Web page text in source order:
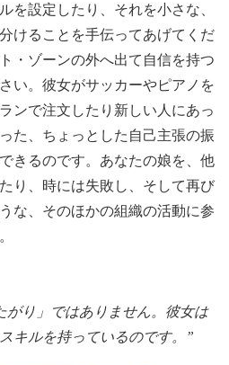
を設定したり、それを小さな、
けることを手伝ってあげてくだ
・ゾーンの外へ出て自信を持つ
い。彼女がサッカーやピアノを
ンで注文したり新しい人にあっ
た、ちょっとした自己主張の振
きるのです。あなたの娘を、他
り、時には失敗し、そして再び
な、そのほかの組織の活動に参
がり」ではありません。彼女は
キルを持っているのです。”